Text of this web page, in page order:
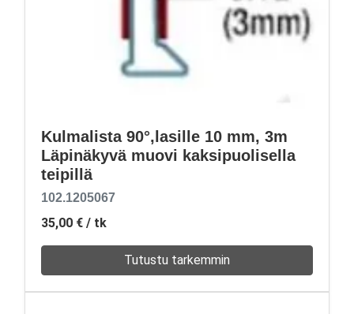
Kulmalista 90°,lasille 10 mm, 3m
Läpinäkyvä muovi kaksipuolisella
teipillä
102.1205067
35,00 € / tk
Tutustu tarkemmin